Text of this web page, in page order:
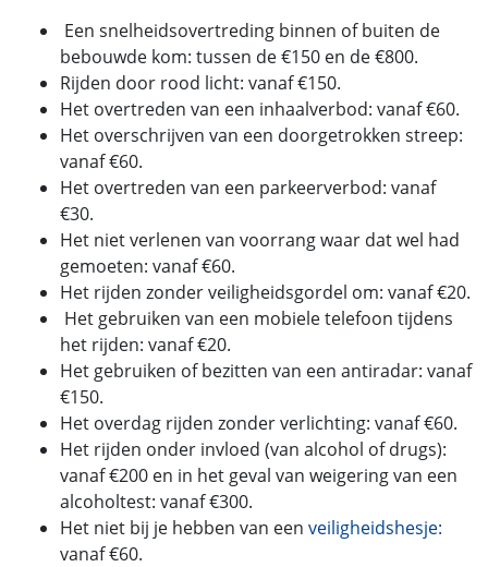
Een snelheidsovertreding binnen of buiten de
bebouwde kom: tussen de €150 en de €800.
Rijden door rood licht: vanaf €150.
Het overtreden van een inhaalverbod: vanaf €60.
Het overschrijven van een doorgetrokken streep:
vanaf €60.
Het overtreden van een parkeerverbod: vanaf
€30.
Het niet verlenen van voorrang waar dat wel had
gemoeten: vanaf €60.
Het rijden zonder veiligheidsgordel om: vanaf €20.
Het gebruiken van een mobiele telefoon tijdens
het rijden: vanaf €20.
Het gebruiken of bezitten van een antiradar: vanaf
€150.
Het overdag rijden zonder verlichting: vanaf €60.
Het rijden onder invloed (van alcohol of drugs):
vanaf €200 en in het geval van weigering van een
alcoholtest: vanaf €300.
Het niet bij je hebben van een veiligheidshesje:
vanaf €60.